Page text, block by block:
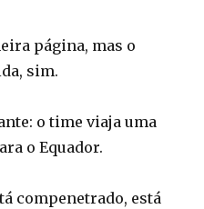
página, mas o
sim.
o time viaja uma
o Equador.
compenetrado, está